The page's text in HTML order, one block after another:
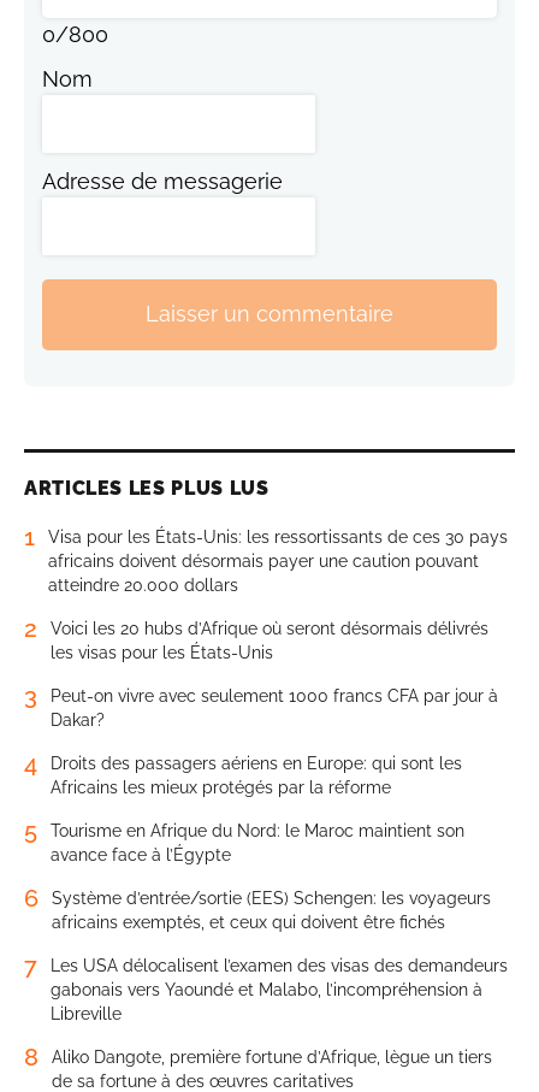
0/800
Nom
Adresse de messagerie
Laisser un commentaire
ARTICLES LES PLUS LUS
1
Visa pour les États-Unis: les ressortissants de ces 30 pays
africains doivent désormais payer une caution pouvant
atteindre 20.000 dollars
2
Voici les 20 hubs d’Afrique où seront désormais délivrés
les visas pour les États-Unis
3
Peut-on vivre avec seulement 1000 francs CFA par jour à
Dakar?
4
Droits des passagers aériens en Europe: qui sont les
Africains les mieux protégés par la réforme
5
Tourisme en Afrique du Nord: le Maroc maintient son
avance face à l’Égypte
6
Système d’entrée/sortie (EES) Schengen: les voyageurs
africains exemptés, et ceux qui doivent être fichés
7
Les USA délocalisent l’examen des visas des demandeurs
gabonais vers Yaoundé et Malabo, l’incompréhension à
Libreville
8
Aliko Dangote, première fortune d’Afrique, lègue un tiers
de sa fortune à des œuvres caritatives